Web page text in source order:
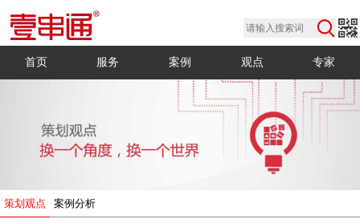
首页 服务 案例 观点 专家
策划观点 案例分析